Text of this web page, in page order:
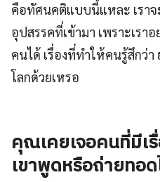
คือทัศนคติแบบนี้แหละ เราจ
อุปสรรคที่เข้ามา เพราะเรา
คนได้ เรื่องที่ทำให้คนรู้สึกว่
โลกด้วยเหรอ
คุณเคยเจอคนที่มีเ
เขาพูดหรือถ่ายทอด